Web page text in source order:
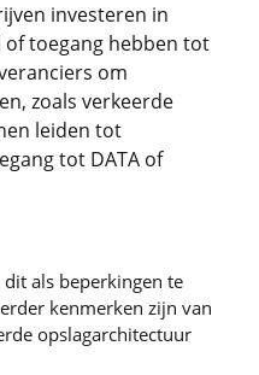
investeren in
of toegang hebben tot
om
zoals verkeerde
leiden tot
tot DATA of
als beperkingen te
kenmerken zijn van
opslagarchitectuur